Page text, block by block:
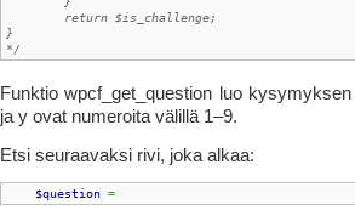
}
*/
Funktio wpcf_get_question luo
ja y ovat numeroita välillä 1–9.
Etsi seuraavaksi rivi, joka alkaa:
$question =